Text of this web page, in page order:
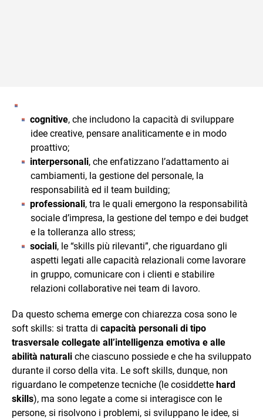
cognitive, che includono la capacità di sviluppare
idee creative, pensare analiticamente e in modo
proattivo;
interpersonali, che enfatizzano l’adattamento ai
cambiamenti, la gestione del personale, la
responsabilità ed il team building;
professionali, tra le quali emergono la responsabilità
sociale d’impresa, la gestione del tempo e dei budget
e la tolleranza allo stress;
sociali, le “skills più rilevanti”, che riguardano gli
aspetti legati alle capacità relazionali come lavorare
in gruppo, comunicare con i clienti e stabilire
relazioni collaborative nei team di lavoro.
Da questo schema emerge con chiarezza cosa sono le
soft skills: si tratta di capacità personali di tipo
trasversale collegate all’intelligenza emotiva e alle
abilità naturali che ciascuno possiede e che ha sviluppato
durante il corso della vita. Le soft skills, dunque, non
riguardano le competenze tecniche (le cosiddette hard
skills), ma sono legate a come si interagisce con le
persone, si risolvono i problemi, si sviluppano le idee, si